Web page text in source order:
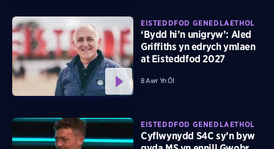
EISTEDDFOD GENEDLAETHOL
‘Bydd hi’n unigryw’: Aled
Griffiths yn edrych ymlaen
at Eisteddfod 2027
8 Awr Yn Ôl
EISTEDDFOD GENEDLAETHOL
Cyflwynydd S4C sy’n byw